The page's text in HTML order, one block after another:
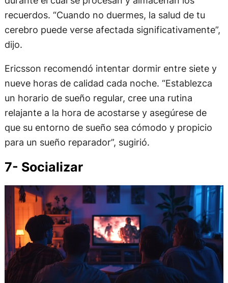
recuerdos. “Cuando no duermes, la salud de tu
cerebro puede verse afectada significativamente”,
dijo.
Ericsson recomendó intentar dormir entre siete y
nueve horas de calidad cada noche. “Establezca
un horario de sueño regular, cree una rutina
relajante a la hora de acostarse y asegúrese de
que su entorno de sueño sea cómodo y propicio
para un sueño reparador”, sugirió.
7- Socializar